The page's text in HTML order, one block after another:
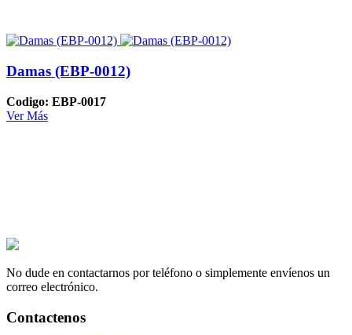
Damas (EBP-0012)
Codigo: EBP-0017
Ver Más
No dude en contactarnos por teléfono o simplemente envíenos un
correo electrónico.
Contactenos